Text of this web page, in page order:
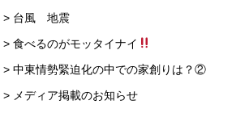
> 台風 地震
> 食べるのがモッタイナイ
> 中東情勢緊迫化の中での家創りは？②
> メディア掲載のお知らせ